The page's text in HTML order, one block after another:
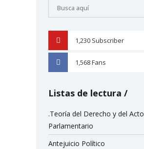
1,230 Subscriber
1,568Fans
Listas de lectura
.Teoría del Derecho y del Acto
Parlamentario
Antejuicio Político